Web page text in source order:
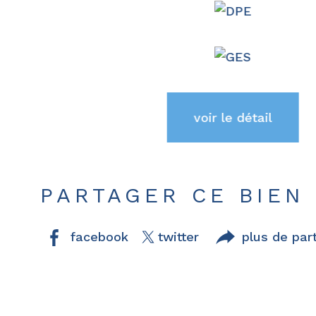
voir le détail
PARTAGER CE BIEN
facebook twitter plus de